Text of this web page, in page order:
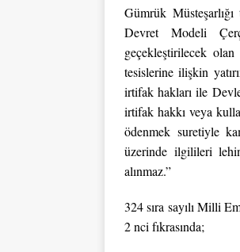
Gümrük
Devret Modeli
geçekleştirilecek
tesislerine ilişkin
irtifak hakları ile
irtifak hakkı veya
ödenmek suretiyle
üzerinde ilgilileri
alınmaz.”
324 sıra sayılı Milli
2 nci fıkrasında;